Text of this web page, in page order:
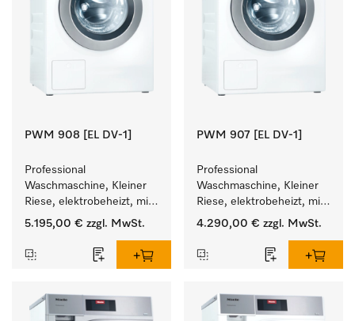
PWM 908 [EL DV-1]
Professional
Waschmaschine, Kleiner
Riese, elektrobeheizt, mit
Ablaufventil und
Programmen.
Leistung 8 kg  in 49 min .
5.195,00 € zzgl. MwSt.
PWM 907 [EL DV-1]
Professional
Waschmaschine, Kleiner
Riese, elektrobeheizt, mit
Ablaufventil und
Programmen.
Leistung 7 kg  in 49 min .
4.290,00 € zzgl. MwSt.